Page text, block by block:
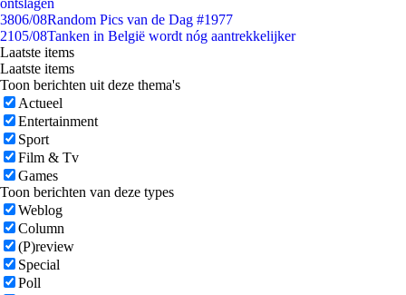
ontslagen
3806/08Random Pics van de Dag #1977
2105/08Tanken in België wordt nóg aantrekkelijker
Laatste items
Laatste items
Toon berichten uit deze thema's
Actueel
Entertainment
Sport
Film & Tv
Games
Toon berichten van deze types
Weblog
Column
(P)review
Special
Poll